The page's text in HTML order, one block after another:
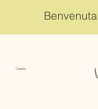
Carrello